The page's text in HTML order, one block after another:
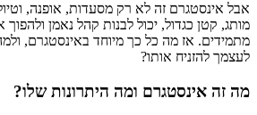
אבל אינסטגרם זה לא רק מסעדות, אופנה,
מותג, קטן כגדול, יכול לבנות קהל נאמן
מתמידים. אז מה כל כך מיוחד באינסטגרם,
לעצמך להזניח אותו?
מה זה אינסטגרם ומה היתרונות שלו?